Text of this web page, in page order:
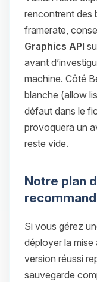
rencontrent des
framerate,
Graphics API
avant
machine. Côté
blanche (allow
défaut dans le
provoquera un
reste vide.
Notre plan
Si vous gérez
déployer la mise
version réussi
sauvegarde